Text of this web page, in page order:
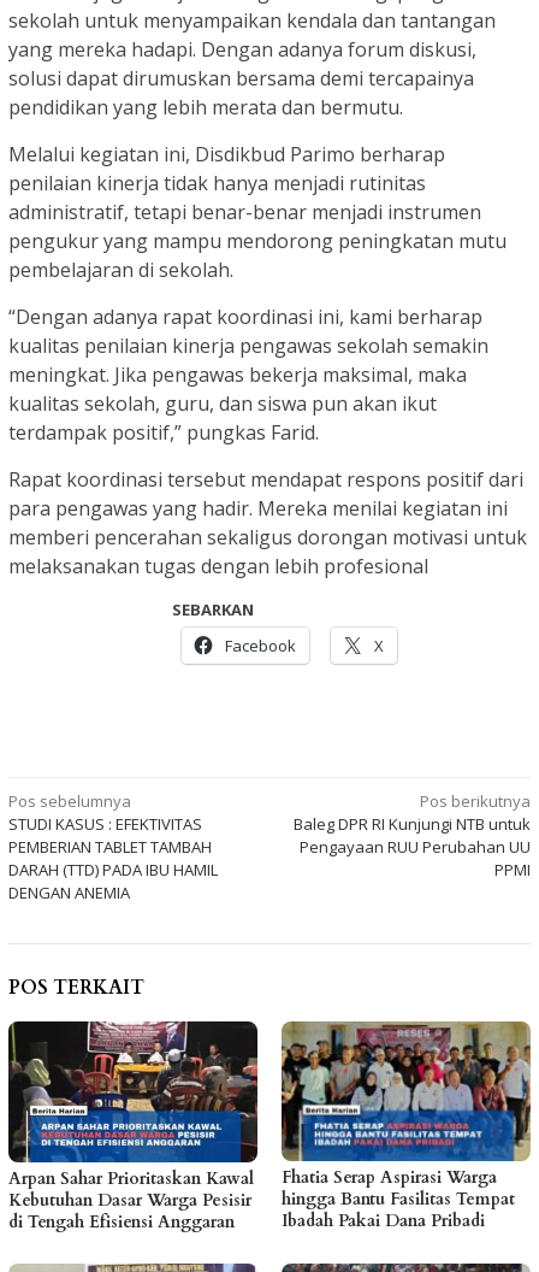
sekolah untuk menyampaikan kendala dan tantangan
yang mereka hadapi. Dengan adanya forum diskusi,
solusi dapat dirumuskan bersama demi tercapainya
pendidikan yang lebih merata dan bermutu.
Melalui kegiatan ini, Disdikbud Parimo berharap
penilaian kinerja tidak hanya menjadi rutinitas
administratif, tetapi benar-benar menjadi instrumen
pengukur yang mampu mendorong peningkatan mutu
pembelajaran di sekolah.
“Dengan adanya rapat koordinasi ini, kami berharap
kualitas penilaian kinerja pengawas sekolah semakin
meningkat. Jika pengawas bekerja maksimal, maka
kualitas sekolah, guru, dan siswa pun akan ikut
terdampak positif,” pungkas Farid.
Rapat koordinasi tersebut mendapat respons positif dari
para pengawas yang hadir. Mereka menilai kegiatan ini
memberi pencerahan sekaligus dorongan motivasi untuk
melaksanakan tugas dengan lebih profesional
SEBARKAN
Facebook
X
Navigasi
pos
Pos sebelumnya
STUDI KASUS : EFEKTIVITAS
PEMBERIAN TABLET TAMBAH
DARAH (TTD) PADA IBU HAMIL
DENGAN ANEMIA
Pos berikutnya
Baleg DPR RI Kunjungi NTB untuk
Pengayaan RUU Perubahan UU
PPMI
POS TERKAIT
Arpan Sahar Prioritaskan Kawal
Kebutuhan Dasar Warga Pesisir
di Tengah Efisiensi Anggaran
Fhatia Serap Aspirasi Warga
hingga Bantu Fasilitas Tempat
Ibadah Pakai Dana Pribadi